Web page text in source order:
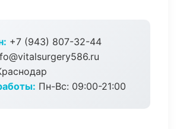
+7 (943) 807-32-44
Пн-Вс: 09:00-21:00